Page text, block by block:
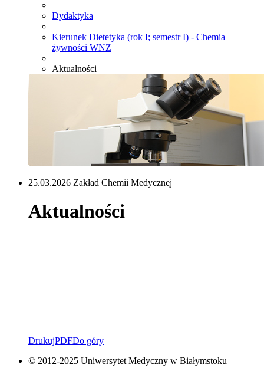
Dydaktyka
Kierunek Dietetyka (rok I; semestr I) - Chemia
żywności WNZ
Aktualności
25.03.2026 Zakład Chemii Medycznej
Aktualności
DrukujPDFDo góry
© 2012-2025 Uniwersytet Medyczny w Białymstoku